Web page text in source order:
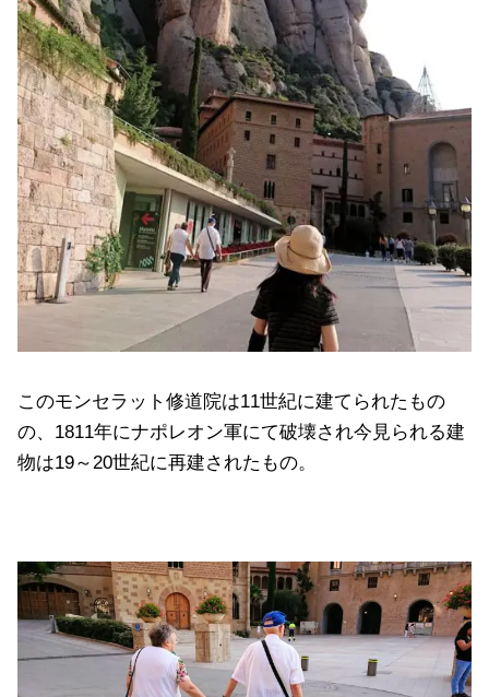
このモンセラット修道院は11世紀に建てられたもの
の、1811年にナポレオン軍にて破壊され今見られる建
物は19～20世紀に再建されたもの。